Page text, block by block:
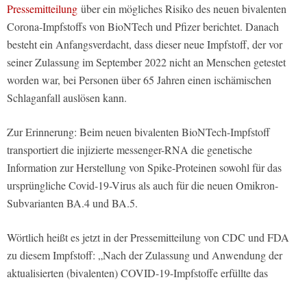
Pressemitteilung über ein mögliches Risiko des neuen bivalenten
Corona-Impfstoffs von BioNTech und Pfizer berichtet. Danach
besteht ein Anfangsverdacht, dass dieser neue Impfstoff, der vor
seiner Zulassung im September 2022 nicht an Menschen getestet
worden war, bei Personen über 65 Jahren einen ischämischen
Schlaganfall auslösen kann.
Zur Erinnerung: Beim neuen bivalenten BioNTech-Impfstoff
transportiert die injizierte messenger-RNA die genetische
Information zur Herstellung von Spike-Proteinen sowohl für das
ursprüngliche Covid-19-Virus als auch für die neuen Omikron-
Subvarianten BA.4 und BA.5.
Wörtlich heißt es jetzt in der Pressemitteilung von CDC und FDA
zu diesem Impfstoff: „Nach der Zulassung und Anwendung der
aktualisierten (bivalenten) COVID-19-Impfstoffe erfüllte das